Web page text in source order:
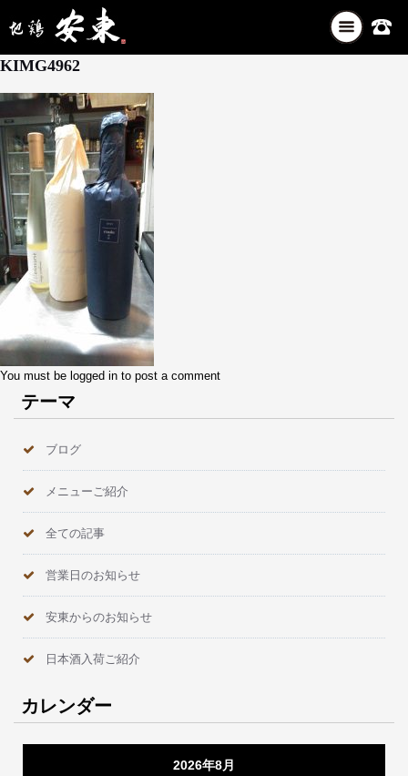
ナ
ビ
6月 25, 2025
KIMG4962
You must be logged in to post a comment
テーマ
ブログ
メニューご紹介
全ての記事
営業日のお知らせ
安東からのお知らせ
日本酒入荷ご紹介
カレンダー
2026年8月